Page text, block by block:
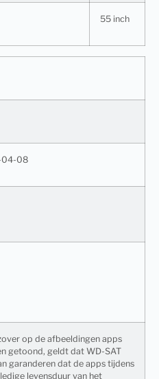
55 inch
08
op de afbeeldingen apps
getoond, geldt dat WD-SAT
garanderen dat de apps tijdens
levensduur van het